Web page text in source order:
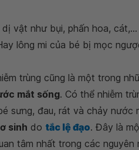
vật như bụi, phấn hoa,
lông mi của bé bị mọc
trùng cũng là một trong
mắt sống. Có thể nhiễm
sưng, đau, rát và chảy nước
sinh do tắc lệ đạo. Đây là
tâm nhất trong các nguyên